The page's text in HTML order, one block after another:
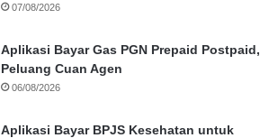
07/08/2026
Aplikasi Bayar Gas PGN Prepaid Postpaid,
Peluang Cuan Agen
06/08/2026
Aplikasi Bayar BPJS Kesehatan untuk